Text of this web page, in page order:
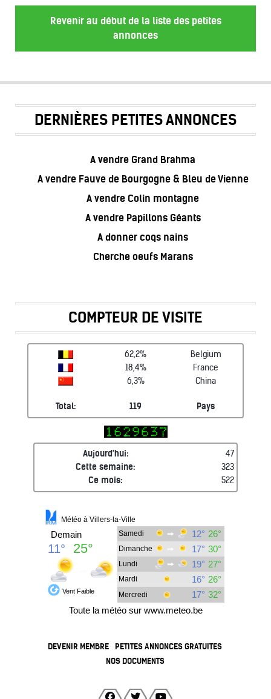
Revenir au début de la liste des petites
annonces
DERNIÈRES PETITES ANNONCES
A vendre Grand Brahma
A vendre Fauve de Bourgogne & Bleu de Vienne
A vendre Colin montagne
A vendre Papillons Géants
A donner coqs nains
Cherche oeufs Marans
COMPTEUR DE VISITE
62,2%
Belgium
18,4%
France
6,3%
China
Total: 119 Pays
Aujourd'hui:
47
Cette semaine:
323
Ce mois:
522
DEVENIR MEMBRE
PETITES ANNONCES GRATUITES
NOS DOCUMENTS